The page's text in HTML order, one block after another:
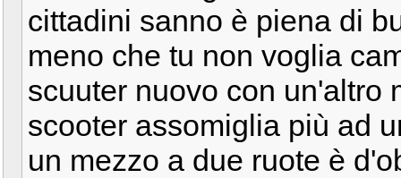
cittadini sanno è piena di
meno che tu non voglia
scuuter nuovo con un'altro
scooter assomiglia più ad
un mezzo a due ruote è